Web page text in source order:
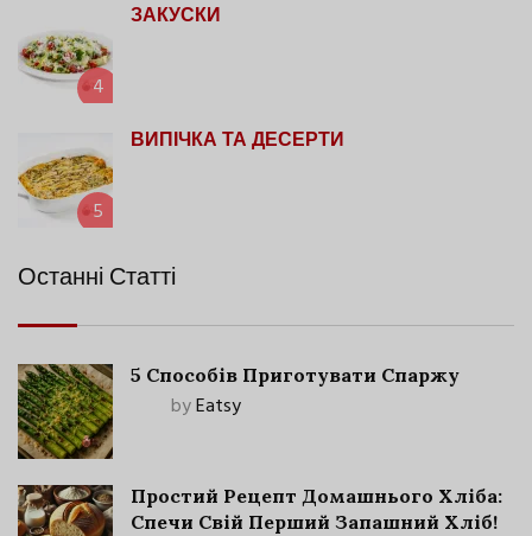
4
ЗАКУСКИ
5
ВИПІЧКА ТА ДЕСЕРТИ
Останні Статті
5 Способів Приготувати Спаржу
byEatsy
Простий Рецепт Домашнього Хліба:
Спечи Свій Перший Запашний Хліб!